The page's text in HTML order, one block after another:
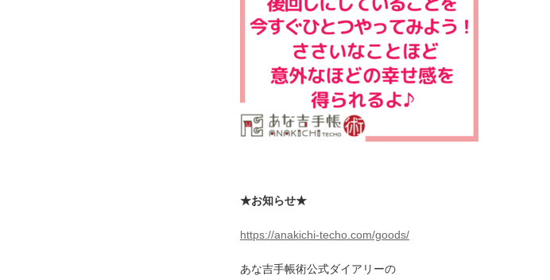
★お知らせ★
https://anakichi-techo.com/goods/
あな吉手帳術公式ダイアリーの